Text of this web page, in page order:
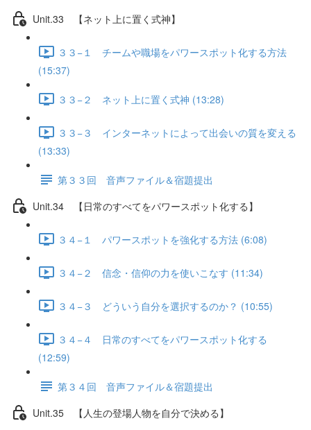
Unit.33 【ネット上に置く式神】
３３−１ チームや職場をパワースポット化する方法
(15:37)
３３−２ ネット上に置く式神 (13:28)
３３−３ インターネットによって出会いの質を変える
(13:33)
第３３回 音声ファイル＆宿題提出
Unit.34 【日常のすべてをパワースポット化する】
３４−１ パワースポットを強化する方法 (6:08)
３４−２ 信念・信仰の力を使いこなす (11:34)
３４−３ どういう自分を選択するのか？ (10:55)
３４−４ 日常のすべてをパワースポット化する
(12:59)
第３４回 音声ファイル＆宿題提出
Unit.35 【人生の登場人物を自分で決める】